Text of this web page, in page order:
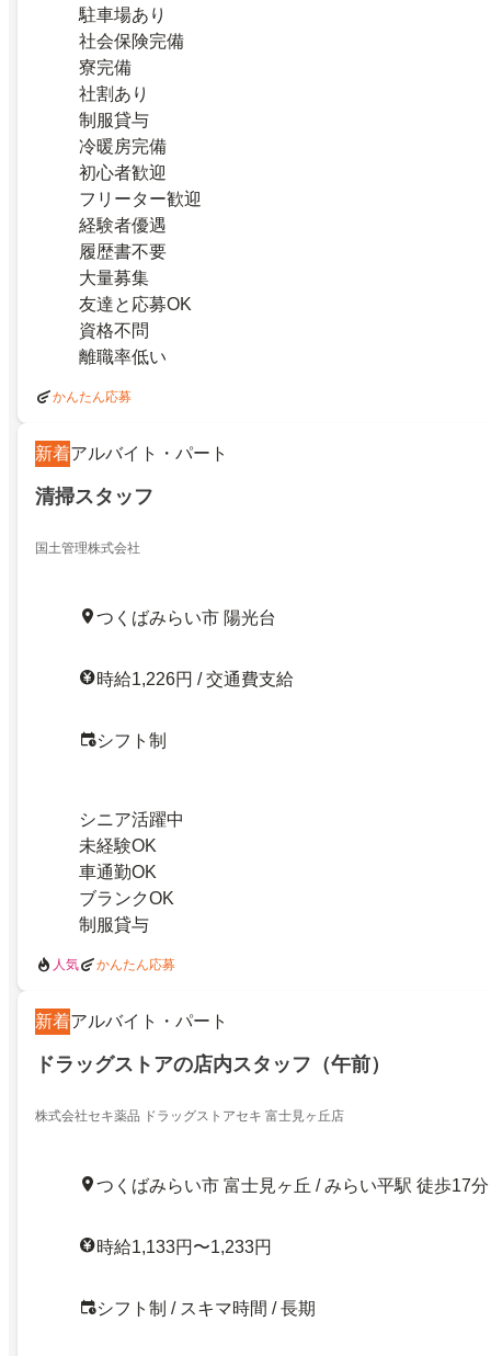
駐車場あり
社会保険完備
寮完備
社割あり
制服貸与
冷暖房完備
初心者歓迎
フリーター歓迎
経験者優遇
履歴書不要
大量募集
友達と応募OK
資格不問
離職率低い
かんたん応募
新着アルバイト・パート
清掃スタッフ
国土管理株式会社
つくばみらい市 陽光台
時給1,226円 / 交通費支給
シフト制
シニア活躍中
未経験OK
車通勤OK
ブランクOK
制服貸与
人気 かんたん応募
新着アルバイト・パート
ドラッグストアの店内スタッフ（午前）
株式会社セキ薬品 ドラッグストアセキ 富士見ヶ丘店
つくばみらい市 富士見ヶ丘 / みらい平駅 徒歩17分
時給1,133円〜1,233円
シフト制 / スキマ時間 / 長期